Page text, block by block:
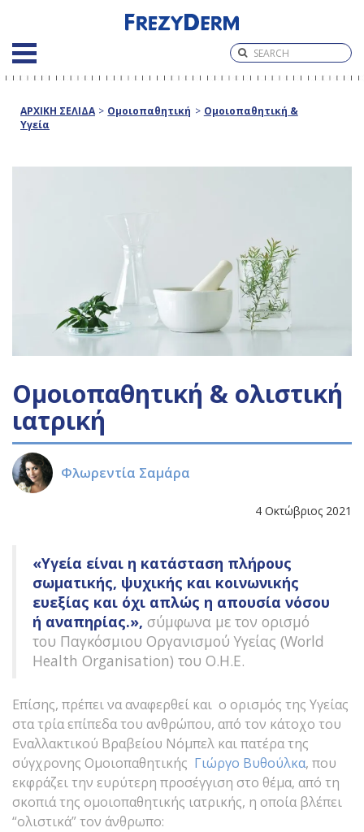
ΑΡΧΙΚΗ ΣΕΛΙΔΑ > Ομοιοπαθητική > Ομοιοπαθητική &
Υγεία
Ομοιοπαθητική & ολιστική
ιατρική
Φλωρεντία Σαμάρα
4 Οκτώβριος 2021
«Υγεία είναι η κατάσταση πλήρους
σωματικής, ψυχικής και κοινωνικής
ευεξίας και όχι απλώς η απουσία νόσου
ή αναπηρίας.», σύμφωνα με τον ορισμό
του Παγκόσμιου Οργανισμού Υγείας (World
Health Organisation) του O.H.E.
Επίσης, πρέπει να αναφερθεί και ο ορισμός της Υγείας
στα τρία επίπεδα του ανθρώπου, από τον κάτοχο του
Εναλλακτικού Βραβείου Νόμπελ και πατέρα της
σύγχρονης Ομοιοπαθητικής Γιώργο Βυθούλκα, που
εκφράζει την ευρύτερη προσέγγιση στο θέμα, από τη
σκοπιά της ομοιοπαθητικής ιατρικής, η οποία βλέπει
“ολιστικά” τον άνθρωπο: